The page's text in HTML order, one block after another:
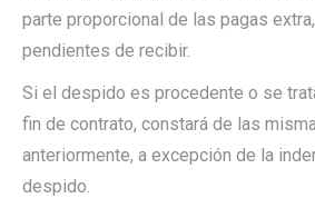
parte proporcional de las pagas
pendientes de recibir.
Si el despido es procedente o se
fin de contrato, constará de las
anteriormente, a excepción de la
despido.